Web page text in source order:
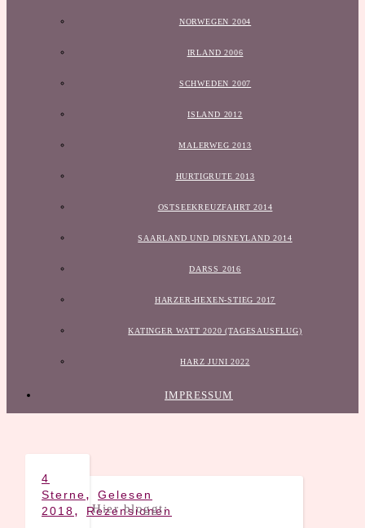
NORWEGEN 2004
IRLAND 2006
SCHWEDEN 2007
ISLAND 2012
MALERWEG 2013
HURTIGRUTE 2013
OSTSEEKREUZFAHRT 2014
SAARLAND UND DISNEYLAND 2014
DARSS 2016
HARZER-HEXEN-STIEG 2017
KATINGER WATT 2020 (TAGESAUSFLUG)
HARZ JUNI 2022
IMPRESSUM
4
Sterne, Gelesen
2018, Rezensionen
Hier bloggt: